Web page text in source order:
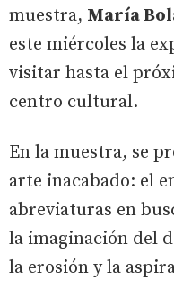
muestra, María
este miércoles la
visitar hasta el
centro cultural.
En la muestra, se
arte inacabado: el
abreviaturas en
la imaginación del
la erosión y la